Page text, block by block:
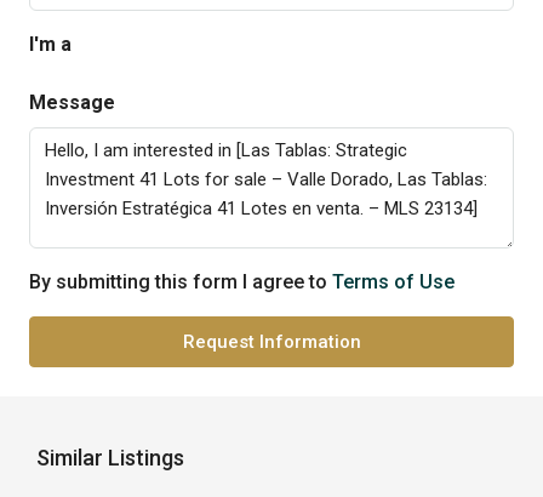
I'm a
Message
By submitting this form I agree to Terms of Use
Request Information
Similar Listings